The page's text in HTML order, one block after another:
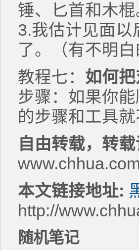
锤、匕首和木棍
3.我估计见面
了。（有不明
教程七： 如何
步骤：如果你
的步骤和工具
自由转载，转载
www.chhua.com
本文链接地址:
http://
随机笔记